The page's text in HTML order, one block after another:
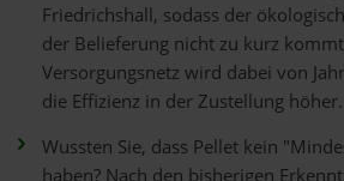
Friedrichshall, sodass der
der Belieferung nicht zu kurz
Versorgungsnetz wird dabei von
die Effizienz in der Zustellung höher.
Wussten Sie, dass Pellet kein
haben? Nach den bisherigen